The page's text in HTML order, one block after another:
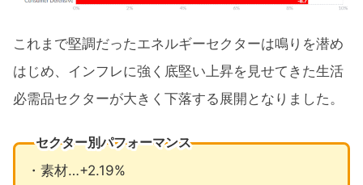
これまで堅調だったエネルギーセクターは鳴りを潜め
はじめ、インフレに強く底堅い上昇を見せてきた生活
必需品セクターが大きく下落する展開となりました。
セクター別パフォーマンス
・素材…+2.19%